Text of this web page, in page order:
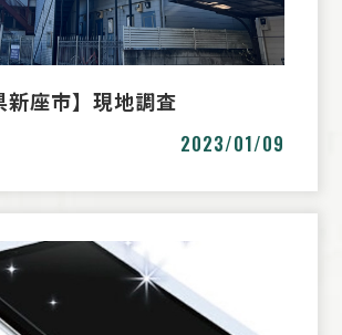
新座市】現地調査
2023/01/09